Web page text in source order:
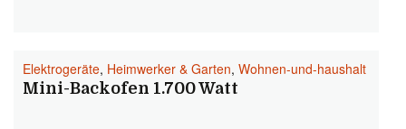
Elektrogeräte, Heimwerker & Garten, Wohnen-und-haushalt
Mini-Backofen 1.700 Watt